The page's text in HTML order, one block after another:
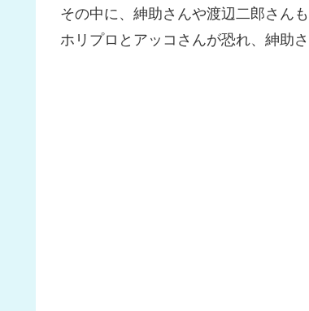
その中に、紳助さんや渡辺二郎さん
ホリプロとアッコさんが恐れ、紳助